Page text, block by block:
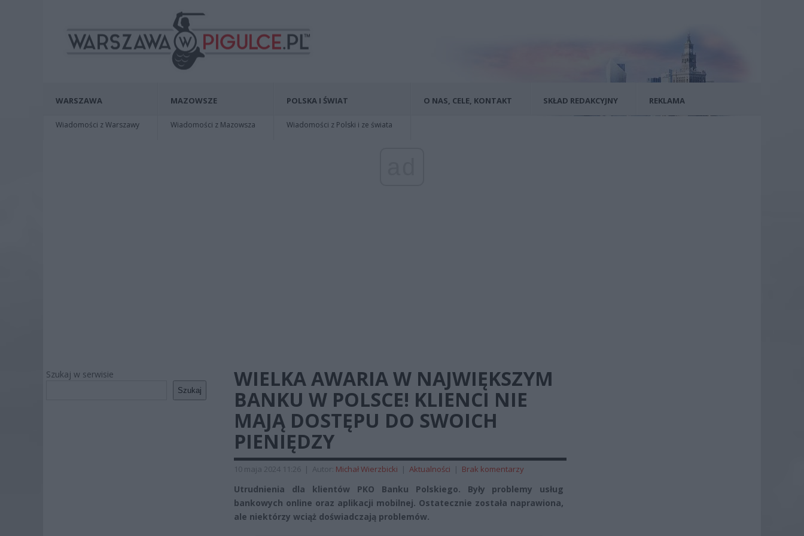
WARSZAWA
Wiadomości z Warszawy
MAZOWSZE
Wiadomości z Mazowsza
POLSKA I ŚWIAT
Wiadomości z Polski i ze świata
O NAS, CELE, KONTAKT SKŁAD REDAKCYJNY REKLAMA
Szukaj w serwisie
Szukaj
WIELKA AWARIA W NAJWIĘKSZYM
BANKU W POLSCE! KLIENCI NIE
MAJĄ DOSTĘPU DO SWOICH
PIENIĘDZY
10 maja 2024 11:26 | Autor: Michał Wierzbicki | Aktualności | Brak komentarzy
Utrudnienia dla klientów PKO Banku Polskiego. Były problemy usług
bankowych online oraz aplikacji mobilnej. Ostatecznie została naprawiona,
ale niektórzy wciąż doświadczają problemów.